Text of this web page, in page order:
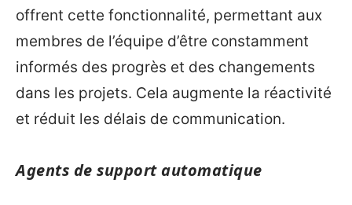
offrent cette fonctionnalité, permettant aux
membres de l’équipe d’être constamment
informés des progrès et des changements
dans les projets. Cela augmente la réactivité
et réduit les délais de communication.
Agents de support automatique